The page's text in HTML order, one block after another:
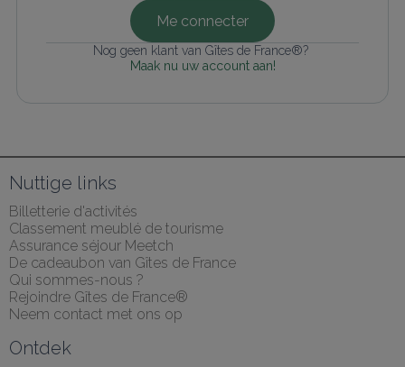
Me connecter
Nog geen klant van Gîtes de France®?
Maak nu uw account aan!
Nuttige links
Billetterie d'activités
Classement meublé de tourisme
Assurance séjour Meetch
De cadeaubon van Gîtes de France
Qui sommes-nous ?
Rejoindre Gîtes de France®
Neem contact met ons op
Ontdek